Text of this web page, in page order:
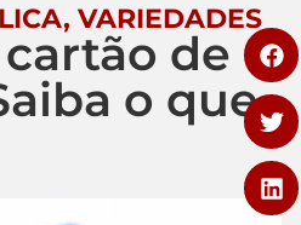
, VARIEDADES
de
o que